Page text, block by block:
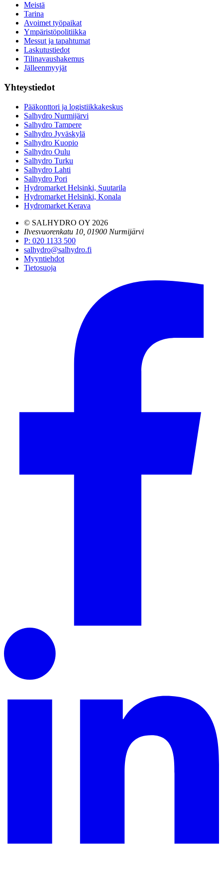
Meistä
Tarina
Avoimet työpaikat
Ympäristöpolitiikka
Messut ja tapahtumat
Laskutustiedot
Tilinavaushakemus
Jälleenmyyjät
Yhteystiedot
Pääkonttori ja logistiikkakeskus
Salhydro Nurmijärvi
Salhydro Tampere
Salhydro Jyväskylä
Salhydro Kuopio
Salhydro Oulu
Salhydro Turku
Salhydro Lahti
Salhydro Pori
Hydromarket Helsinki, Suutarila
Hydromarket Helsinki, Konala
Hydromarket Kerava
© SALHYDRO OY 2026
Ilvesvuorenkatu 10, 01900 Nurmijärvi
P: 020 1133 500
salhydro@salhydro.fi
Myyntiehdot
Tietosuoja